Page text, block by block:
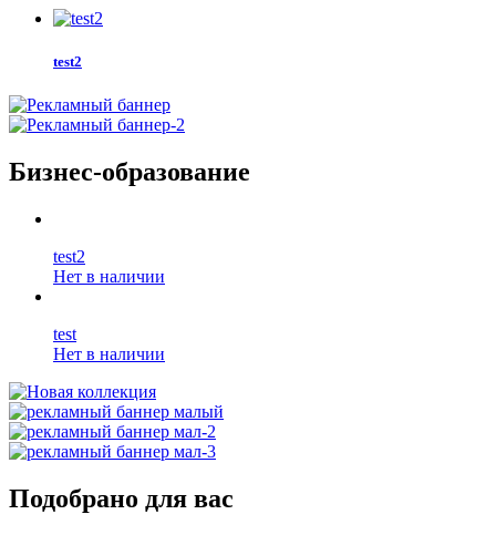
test2
Бизнес-образование
test2
Нет в наличии
test
Нет в наличии
Подобрано для вас